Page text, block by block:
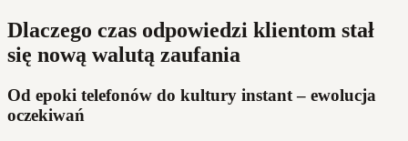
Dlaczego czas odpowiedzi klientom stał
się nową walutą zaufania
Od epoki telefonów do kultury instant – ewolucja
oczekiwań